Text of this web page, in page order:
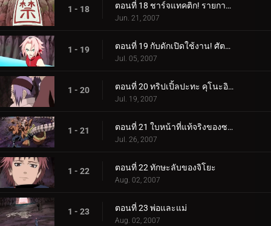
1 - 18 ตอนที่ 18 ชาร์จแทคติก! รายการ Button Hook!!
Jun. 21, 2007
1 - 19 ตอนที่ 19 กับดักเปิดใช้งาน! ศัตรูของทีมกาย
Jul. 05, 2007
1 - 20 ตอนที่ 20 ทริปเปิ้ลปะทะ คุโนะอิจิสองคน!
Jul. 19, 2007
1 - 21 ตอนที่ 21 ใบหน้าที่แท้จริงของซาโซริ
Jul. 26, 2007
1 - 22 ตอนที่ 22 ทักษะลับของจิโยะ
Aug. 02, 2007
1 - 23 ตอนที่ 23 พ่อและแม่
Aug. 02, 2007